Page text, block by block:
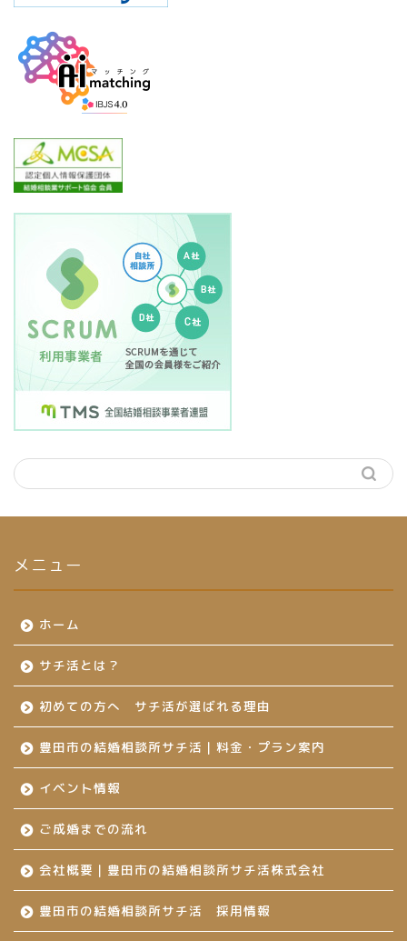
メニュー
ホーム
サチ活とは？
初めての方へ サチ活が選ばれる理由
豊田市の結婚相談所サチ活｜料金・プラン案内
イベント情報
ご成婚までの流れ
会社概要｜豊田市の結婚相談所サチ活株式会社
豊田市の結婚相談所サチ活 採用情報